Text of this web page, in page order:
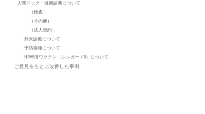
人間ドック・健康診断について
（検査）
（その他）
（法人契約）
外来診療について
予防接種について
HPV9価ワクチン（シルガード9）について
ご意見をもとに改善した事例